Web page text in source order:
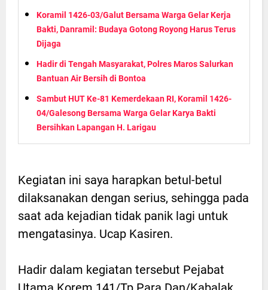
Koramil 1426-03/Galut Bersama Warga Gelar Kerja
Bakti, Danramil: Budaya Gotong Royong Harus Terus
Dijaga
Hadir di Tengah Masyarakat, Polres Maros Salurkan
Bantuan Air Bersih di Bontoa
Sambut HUT Ke-81 Kemerdekaan RI, Koramil 1426-
04/Galesong Bersama Warga Gelar Karya Bakti
Bersihkan Lapangan H. Larigau
Kegiatan ini saya harapkan betul-betul
dilaksanakan dengan serius, sehingga pada
saat ada kejadian tidak panik lagi untuk
mengatasinya. Ucap Kasiren.
Hadir dalam kegiatan tersebut Pejabat